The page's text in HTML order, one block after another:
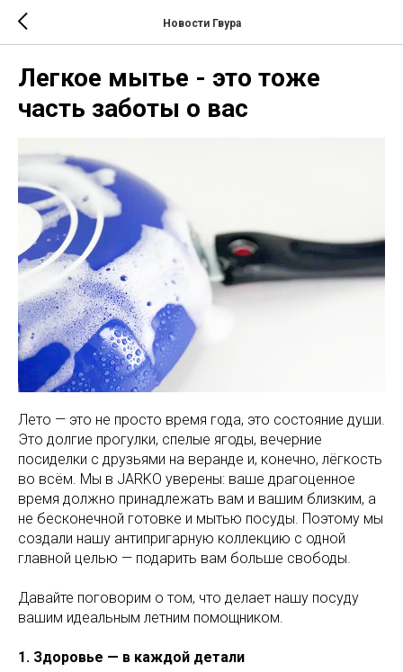
Новости Гвура
Легкое мытье - это тоже
часть заботы о вас
Лето — это не просто время года, это состояние души.
Это долгие прогулки, спелые ягоды, вечерние
посиделки с друзьями на веранде и, конечно, лёгкость
во всём. Мы в JARKO уверены: ваше драгоценное
время должно принадлежать вам и вашим близким, а
не бесконечной готовке и мытью посуды. Поэтому мы
создали нашу антипригарную коллекцию с одной
главной целью — подарить вам больше свободы.
Давайте поговорим о том, что делает нашу посуду
вашим идеальным летним помощником.
1. Здоровье — в каждой детали